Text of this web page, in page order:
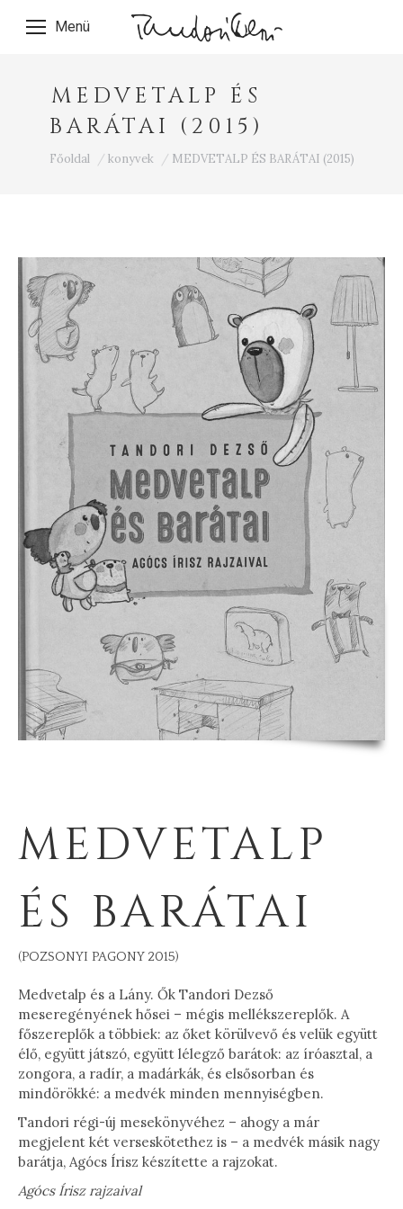
Menü
MEDVETALP ÉS
BARÁTAI (2015)
Ön itt van:
Főoldal konyvek MEDVETALP ÉS BARÁTAI (2015)
MEDVETALP
ÉS BARÁTAI
(POZSONYI PAGONY 2015)
Medvetalp és a Lány. Ők Tandori Dezső
meseregényének hősei – mégis mellékszereplők. A
főszereplők a többiek: az őket körülvevő és velük együtt
élő, együtt játszó, együtt lélegző barátok: az íróasztal, a
zongora, a radír, a madárkák, és elsősorban és
mindörökké: a medvék minden mennyiségben.
Tandori régi-új mesekönyvéhez – ahogy a már
megjelent két verseskötethez is – a medvék másik nagy
barátja, Agócs Írisz készítette a rajzokat.
Agócs Írisz rajzaival